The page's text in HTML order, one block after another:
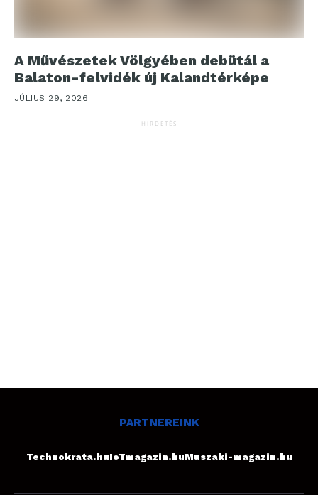
A Művészetek Völgyében debütál a
Balaton-felvidék új Kalandtérképe
JÚLIUS 29, 2026
HIRDETÉS
PARTNEREINK
Technokrata.huIoTmagazin.huMuszaki-magazin.hu